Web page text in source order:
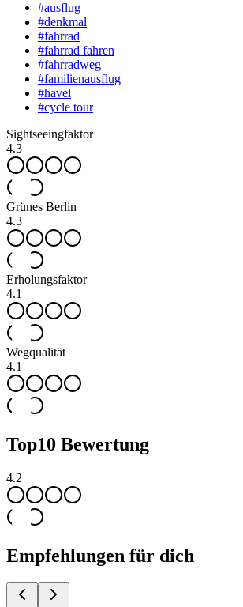
#ausflug
#denkmal
#fahrrad
#fahrrad fahren
#fahrradweg
#familienausflug
#havel
#cycle tour
Sightseeingfaktor
4.3
Grünes Berlin
4.3
Erholungsfaktor
4.1
Wegqualität
4.1
Top10 Bewertung
4.2
Empfehlungen für dich